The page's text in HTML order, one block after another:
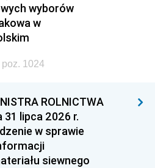
wyborów
w
1024
ROLNICTWA
31 lipca 2026 r.
w sprawie
siewnego